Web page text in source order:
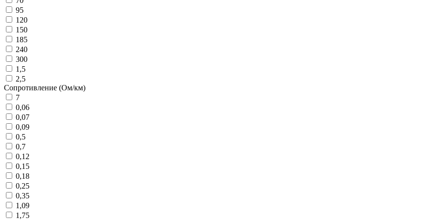
95
120
150
185
240
300
1,5
2,5
Сопротивление (Ом/км)
7
0,06
0,07
0,09
0,5
0,7
0,12
0,15
0,18
0,25
0,35
1,09
1,75